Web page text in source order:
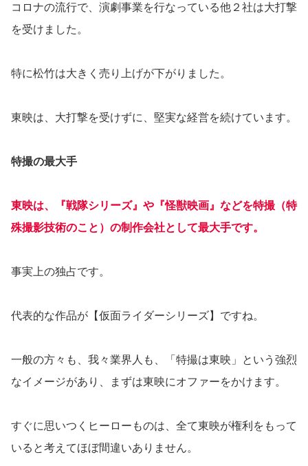
コロナの流行で、演劇事業を行なっている他２社は大打撃
を受けました。
特に松竹は大きく売り上げが下がりました。
東映は、大打撃を受けずに、堅実な経営を続けています。
特撮の最大手
東映は、『戦隊シリーズ』や『怪獣映画』などを特撮（特
殊撮影技術のこと）の制作会社として最大手です。
事実上の独占です。
代表的な作品が【仮面ライダーシリーズ】ですね。
一般の方々も、我々業界人も、「特撮は東映」という強烈
なイメージがあり、まずは東映にオファーをかけます。
すぐに思いつくヒーローものは、全て東映が権利をもって
いると考えてほぼ間違いありません。